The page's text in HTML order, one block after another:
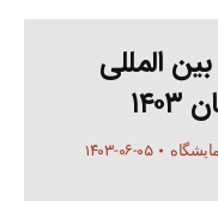
المللی
۱۴۰۳-۰۶-۰۵